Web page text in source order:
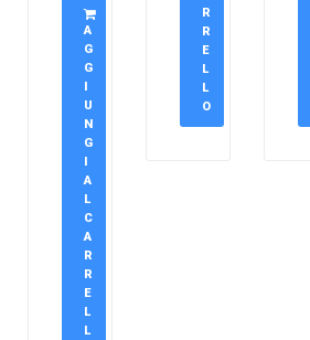
A
G
G
I
U
N
G
I
A
L
C
A
R
R
E
L
L
R
R
E
L
L
O